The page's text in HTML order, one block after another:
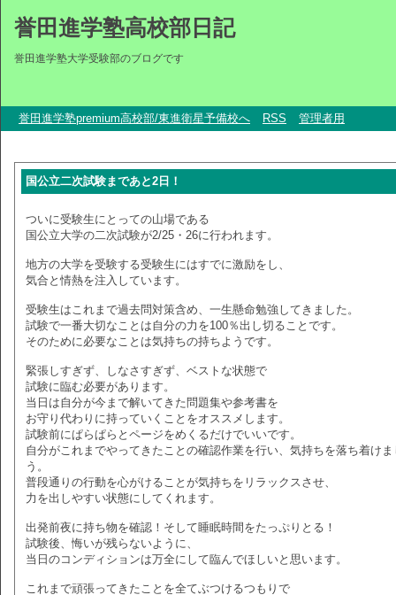
誉田進学塾高校部日記
誉田進学塾大学受験部のブログです
誉田進学塾premium高校部/東進衛星予備校へ RSS 管理者用
国公立二次試験まであと2日！
ついに受験生にとっての山場である
国公立大学の二次試験が2/25・26に行われます。
地方の大学を受験する受験生にはすでに激励をし、
気合と情熱を注入しています。
受験生はこれまで過去問対策含め、一生懸命勉強してきました。
試験で一番大切なことは自分の力を100％出し切ることです。
そのために必要なことは気持ちの持ちようです。
緊張しすぎず、しなさすぎず、ベストな状態で
試験に臨む必要があります。
当日は自分が今まで解いてきた問題集や参考書を
お守り代わりに持っていくことをオススメします。
試験前にぱらぱらとページをめくるだけでいいです。
自分がこれまでやってきたことの確認作業を行い、気持ちを落ち着けま
う。
普段通りの行動を心がけることが気持ちをリラックスさせ、
力を出しやすい状態にしてくれます。
出発前夜に持ち物を確認！そして睡眠時間をたっぷりとる！
試験後、悔いが残らないように、
当日のコンディションは万全にして臨んでほしいと思います。
これまで頑張ってきたことを全てぶつけるつもりで